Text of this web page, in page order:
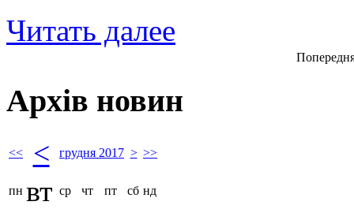
Читать далее
Архів новин
<< < грудня 2017 > >>
пн вт ср чт пт сб нд